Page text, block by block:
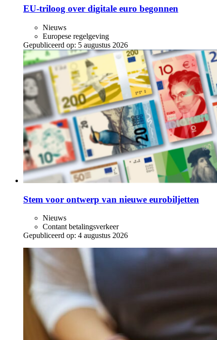
EU-triloog over digitale euro begonnen
Nieuws
Europese regelgeving
Gepubliceerd op: 5 augustus 2026
Stem voor ontwerp van nieuwe eurobiljetten
Nieuws
Contant betalingsverkeer
Gepubliceerd op: 4 augustus 2026